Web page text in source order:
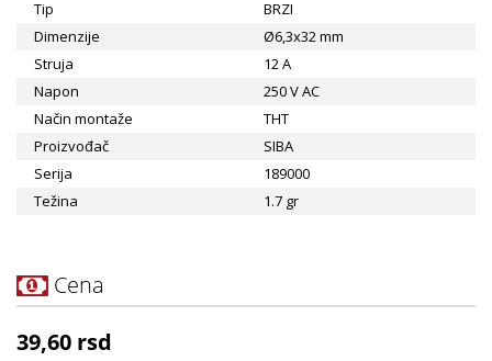
Tip
BRZI
Dimenzije
Ø6,3x32 mm
Struja
12 A
Napon
250 V AC
Način montaže
THT
Proizvođač
SIBA
Serija
189000
Težina
1.7 gr
Cena
39,60 rsd